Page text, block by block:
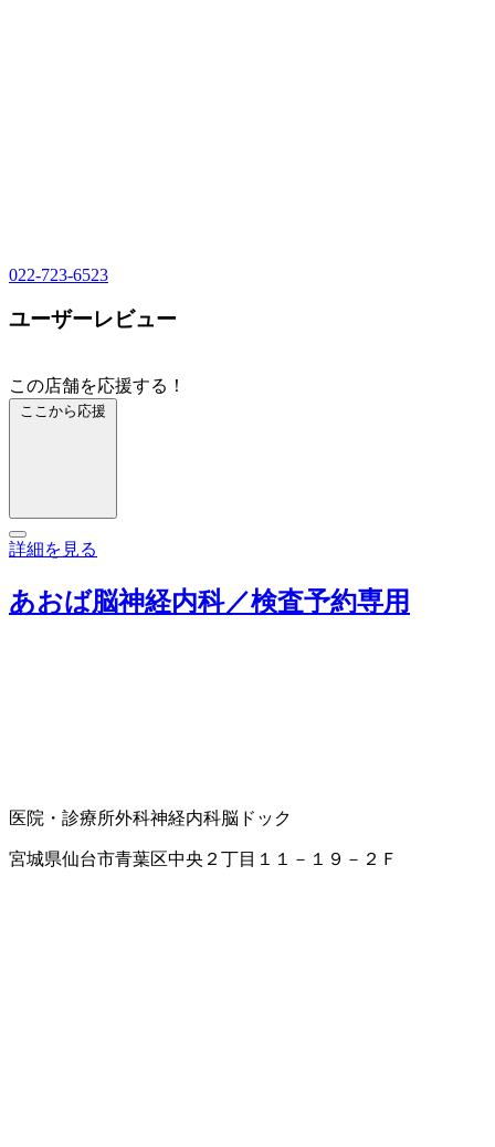
022-723-6523
ユーザーレビュー
この店舗を応援する！
ここから応援
詳細を見る
あおば脳神経内科／検査予約専用
医院・診療所外科神経内科脳ドック
宮城県仙台市青葉区中央２丁目１１－１９－２Ｆ